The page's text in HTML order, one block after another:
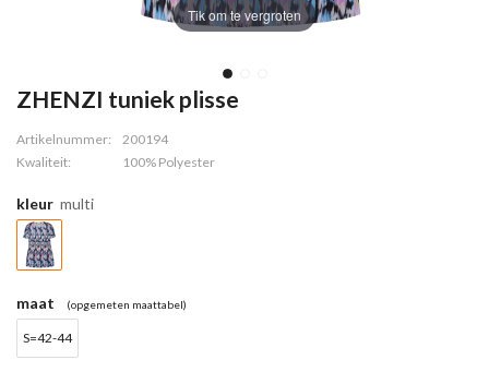
Tik om te vergroten
ZHENZI tuniek plisse
Artikelnummer:
200194
Kwaliteit:
100% Polyester
kleur multi
maat (opgemeten maattabel)
S=42-44